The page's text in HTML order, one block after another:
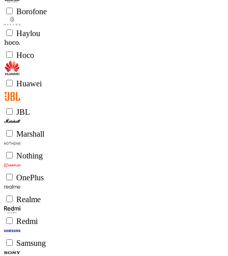
Borofone
Haylou
Hoco
Huawei
JBL
Marshall
Nothing
OnePlus
Realme
Redmi
Samsung